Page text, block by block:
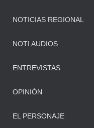
NOTICIAS REGIONAL
NOTI AUDIOS
ENTREVISTAS
OPINIÓN
EL PERSONAJE